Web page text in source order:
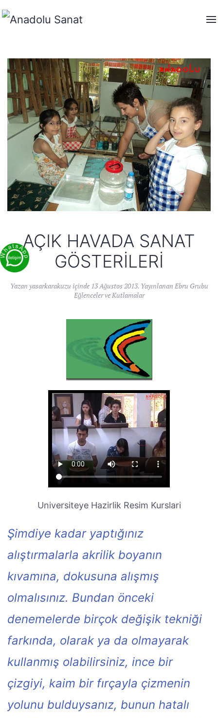
AÇIK HAVADA SANAT
GÖSTERILERI
Yazan yasarkarakuzu içinde 13 Ağustos 2013. Yayınlanan Ebru Grubu
Eğlenceler ve Kutlamalar
Universiteye Hazirlik Resim Kurslari
Şimdiye kadar yaptığınız
alıştırmalarla akrilik boyanın
kıvamına, dokusuna alışmış
olmalısınız. Bundan önceki
denemelerde birçok değişik tekniği
farkında, olarak ya da olmayarak
kullanmış olabilirsiniz, ince bir
çizgiyi, kaim bir fırçayla çizmenin
yolunu bulduysanız, bunun hatalı